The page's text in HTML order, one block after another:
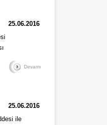
25.06.2016
Devamı
25.06.2016
ile